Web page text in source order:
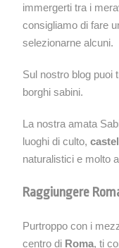
immergerti tra i
consigliamo di fare
selezionarne alcuni.
Sul nostro blog puoi
borghi sabini.
La nostra amata
luoghi di culto,
naturalistici e molto
Raggiungere
Purtroppo con i
centro di Roma, ti